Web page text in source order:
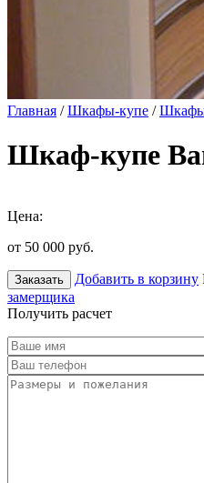
Главная /Шкафы-купе /
Шкаф-купе
Цена:
от 50 000 руб.
Заказать Добавить в корзину
замерщика
Получить расчет